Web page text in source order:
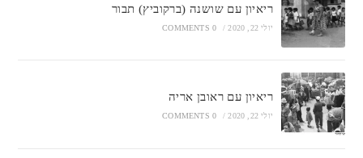
ריאיון עם שושנה (ברקוביץ) תבור
יולי 22, 2020 /
0 COMMENTS
ריאיון עם ראובן אריה
יולי 22, 2020 /
0 COMMENTS